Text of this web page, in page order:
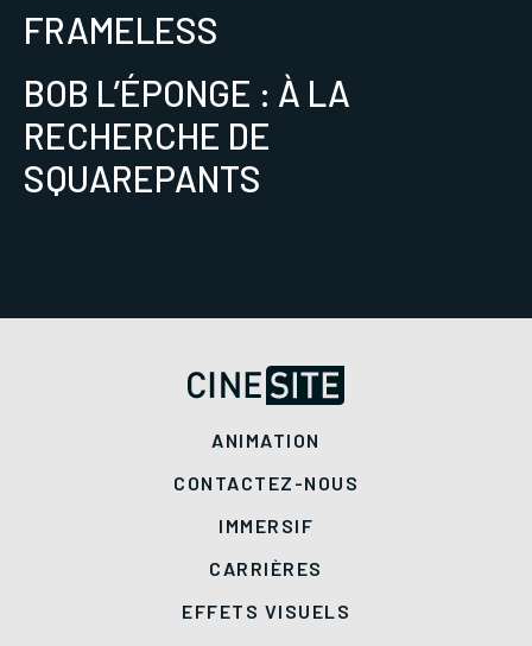
FRAMELESS
BOB L’ÉPONGE : À LA
RECHERCHE DE
SQUAREPANTS
ANIMATION
CONTACTEZ-NOUS
IMMERSIF
CARRIÈRES
EFFETS VISUELS